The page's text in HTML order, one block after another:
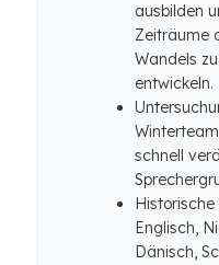
ausbilden
Zeiträume
Wandels
entwickeln.
schnell
Englisch,
Dänisch,